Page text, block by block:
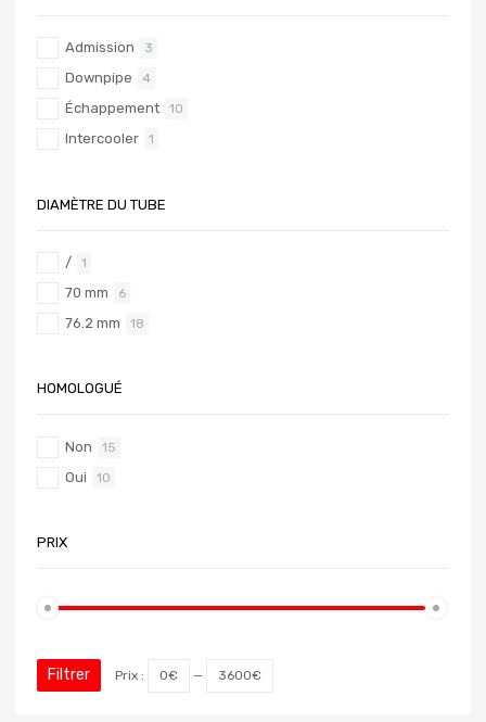
Admission 3
Downpipe 4
Échappement 10
Intercooler 1
DIAMÈTRE DU TUBE
/ 1
70 mm 6
76.2 mm 18
HOMOLOGUÉ
Non 15
Oui 10
PRIX
Filtrer Prix : 0€ — 3600€